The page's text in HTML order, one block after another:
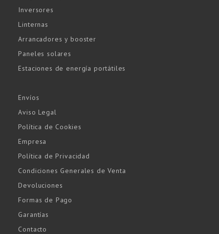
Inversores
Linternas
Arrancadores y booster
Paneles solares
Estaciones de energía portátiles
Envíos
Aviso Legal
Política de Cookies
Empresa
Política de Privacidad
Condiciones Generales de Venta
Devoluciones
Formas de Pago
Garantías
Contacto